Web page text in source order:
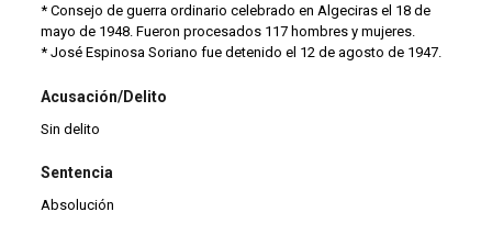
* Consejo de guerra ordinario celebrado en Algeciras el 18 de
mayo de 1948. Fueron procesados 117 hombres y mujeres.
* José Espinosa Soriano fue detenido el 12 de agosto de 1947.
Acusación/Delito
Sin delito
Sentencia
Absolución